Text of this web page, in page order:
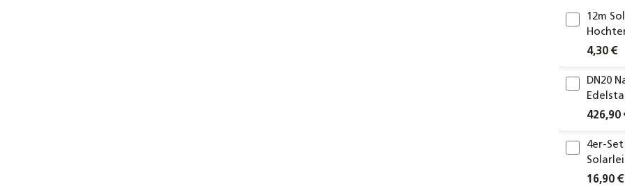
12m
4,30 €
DN20
426,90
4er-
16,90 €